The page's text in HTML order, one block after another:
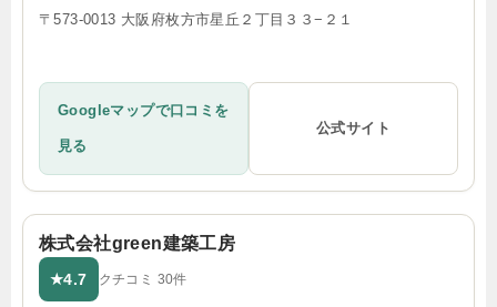
〒573-0013 大阪府枚方市星丘２丁目３３−２１
Googleマップで口コミを
見る
公式サイト
株式会社green建築工房
★4.7 クチコミ 30件